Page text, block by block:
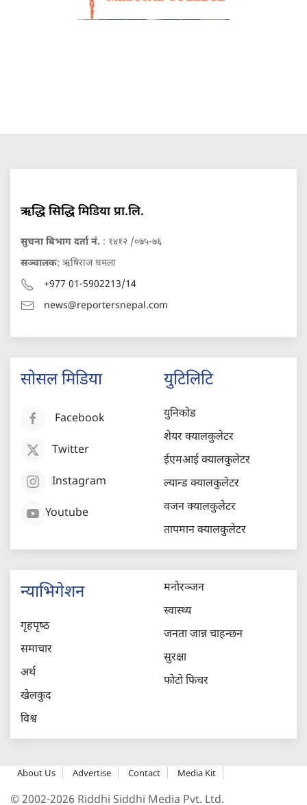
ऋद्धि सिद्धि मिडिया प्रा.लि.
सुचना बिभाग दर्ता नं. : १४१२ /०७५-७६
सञ्चालक: ऋषिराज धमला
+977 01-5902213/14
news@reportersnepal.com
सोसल मिडिया
Facebook
Twitter
Instagram
Youtube
युटिलिटि
युनिकोड
शेयर क्यालकुलेटर
ईएमआई क्यालकुलेटर
ल्यान्ड क्यालकुलेटर
वजन क्यालकुलेटर
तापमान क्यालकुलेटर
न्याभिगेशन
गृहपृष्‍ठ
समाचार
अर्थ
खेलकुद
विश्व
मनोरञ्जन
स्वास्थ्य
जनता जान्न चाहन्छन
सुरक्षा
फोटो फिचर
About Us Advertise Contact Media Kit
© 2002-2026 Riddhi Siddhi Media Pvt. Ltd.